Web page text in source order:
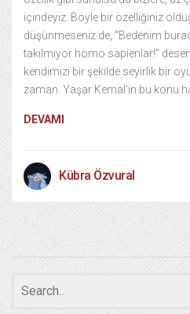
içindeyiz. Böyle bir özelliğiniz
düşünmeseniz de, “Bedenim
takılmıyor homo sapienlar!”
kendimizi bir şekilde seyirlik bir
zaman. Yaşar Kemal’in bu konu
DEVAMI
Kübra Özvural